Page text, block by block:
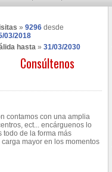
» 9296 desde
03/2018
hasta » 31/03/2030
Consúltenos
contamos con una amplia
ect... encárguenos lo
todo de la forma más
mayor en los momentos